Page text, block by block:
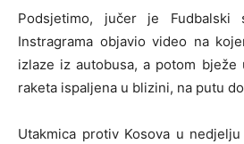
Podsjetimo, jučer je Fudbalski
Instragrama objavio video na
izlaze iz autobusa, a potom
raketa ispaljena u blizini, na putu
Utakmica protiv Kosova u